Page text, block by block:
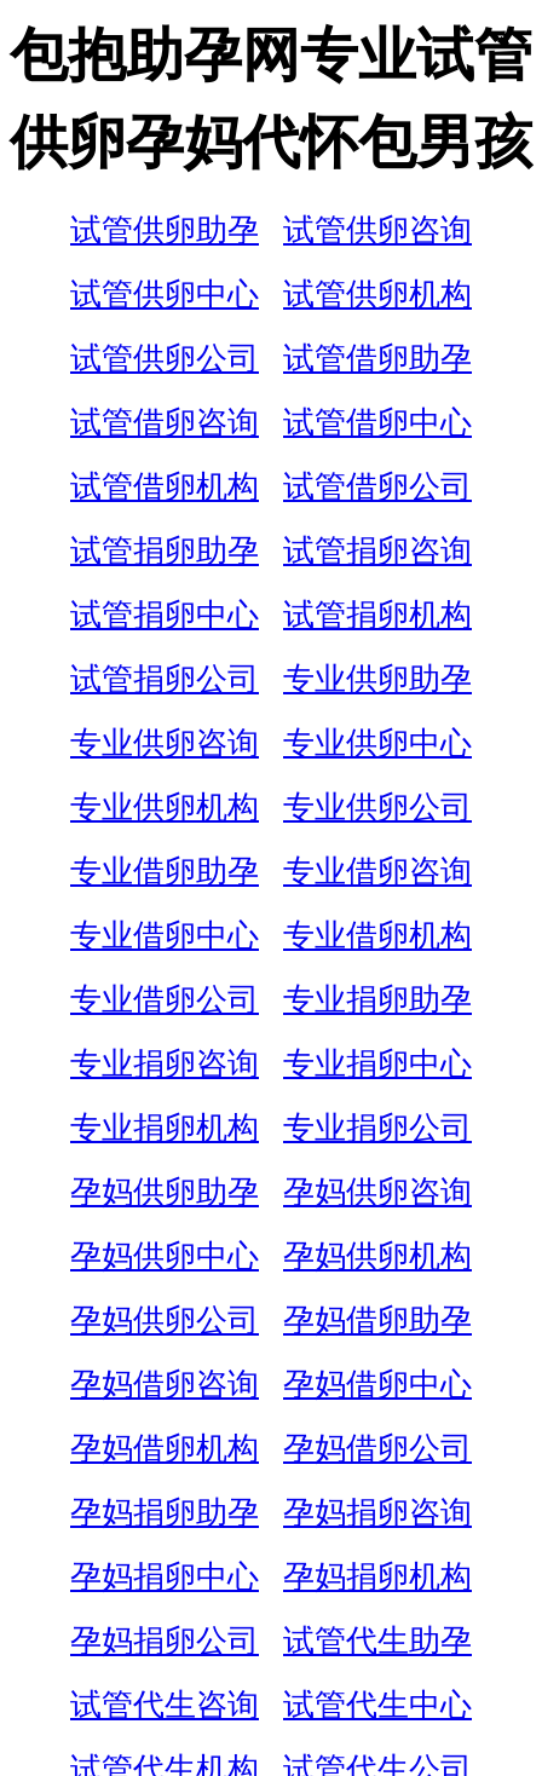
包抱助孕网专业试管
供卵孕妈代怀包男孩
试管供卵助孕
试管供卵咨询
试管供卵中心
试管供卵机构
试管供卵公司
试管借卵助孕
试管借卵咨询
试管借卵中心
试管借卵机构
试管借卵公司
试管捐卵助孕
试管捐卵咨询
试管捐卵中心
试管捐卵机构
试管捐卵公司
专业供卵助孕
专业供卵咨询
专业供卵中心
专业供卵机构
专业供卵公司
专业借卵助孕
专业借卵咨询
专业借卵中心
专业借卵机构
专业借卵公司
专业捐卵助孕
专业捐卵咨询
专业捐卵中心
专业捐卵机构
专业捐卵公司
孕妈供卵助孕
孕妈供卵咨询
孕妈供卵中心
孕妈供卵机构
孕妈供卵公司
孕妈借卵助孕
孕妈借卵咨询
孕妈借卵中心
孕妈借卵机构
孕妈借卵公司
孕妈捐卵助孕
孕妈捐卵咨询
孕妈捐卵中心
孕妈捐卵机构
孕妈捐卵公司
试管代生助孕
试管代生咨询
试管代生中心
试管代生机构
试管代生公司